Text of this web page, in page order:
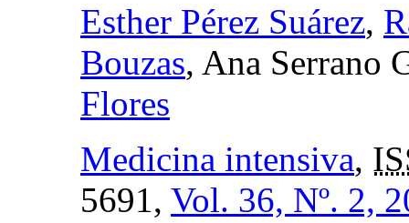
Esther Pérez Suárez,
Bouzas, Ana Serrano
Flores
Medicina intensiva,
5691, Vol. 36, Nº. 2,